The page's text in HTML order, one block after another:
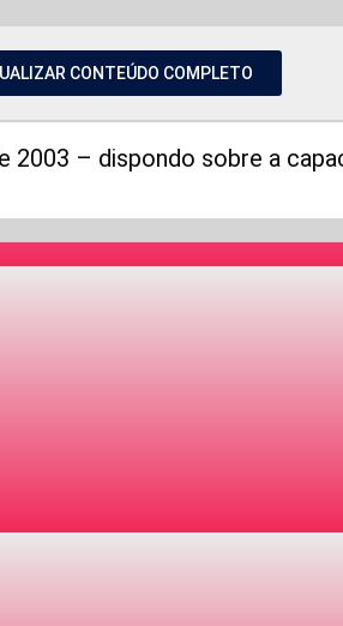
CONTEÚDO COMPLETO
2003 – dispondo sobre a